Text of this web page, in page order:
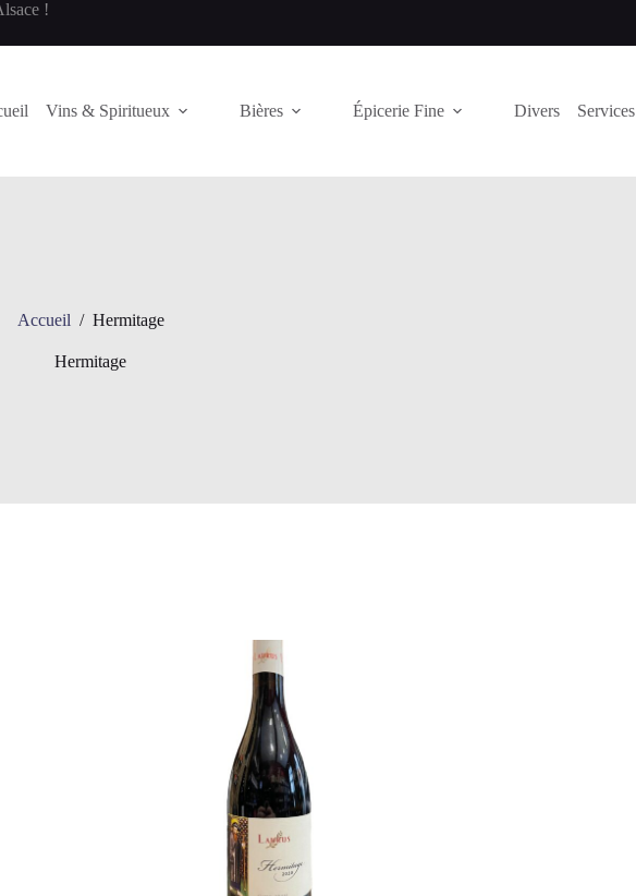
!
Vins & Spiritueux Bières Épicerie Fine Divers Services
Accueil / Hermitage
Hermitage